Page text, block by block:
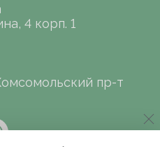
4 корп. 1
пр-т